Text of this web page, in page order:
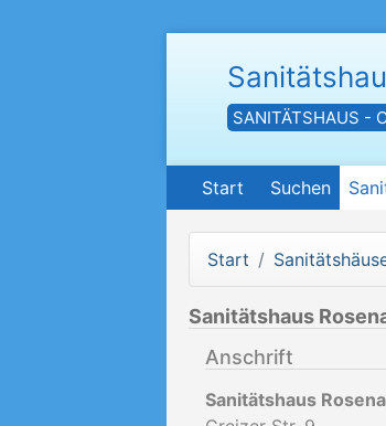
SANITÄTSHAUS -
Start Suchen
Start
Sanitätshaus
Anschrift
Sanitätshaus